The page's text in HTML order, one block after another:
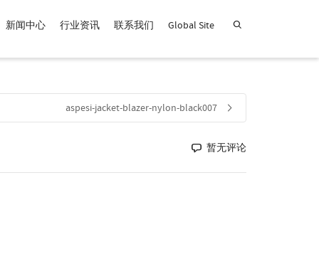
新闻中心 行业资讯 联系我们 Global Site
aspesi-jacket-blazer-nylon-black007
暂无评论